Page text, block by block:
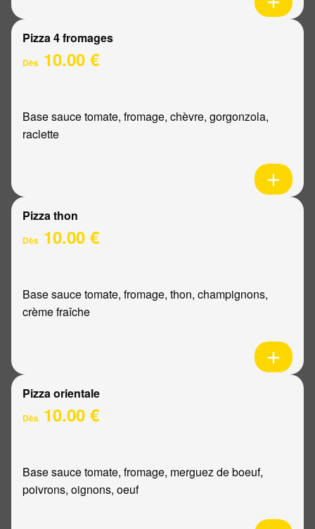
Pizza 4 fromages
Dès 10.00 €
Base sauce tomate, fromage, chèvre, gorgonzola,
raclette
Pizza thon
Dès 10.00 €
Base sauce tomate, fromage, thon, champignons,
crème fraîche
Pizza orientale
Dès 10.00 €
Base sauce tomate, fromage, merguez de boeuf,
poivrons, oignons, oeuf